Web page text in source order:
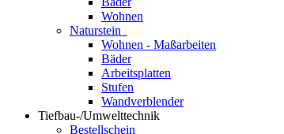
Wohnen
Naturstein
Wohnen - Maßarbeiten
Bäder
Arbeitsplatten
Stufen
Wandverblender
Tiefbau-/Umwelttechnik
Bestellschein